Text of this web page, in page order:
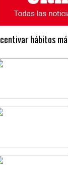
ÚLTIMAS NOTICIAS
Incentivar hábitos